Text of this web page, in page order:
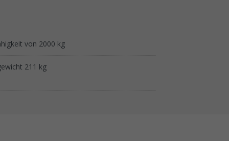
von 2000 kg
211 kg